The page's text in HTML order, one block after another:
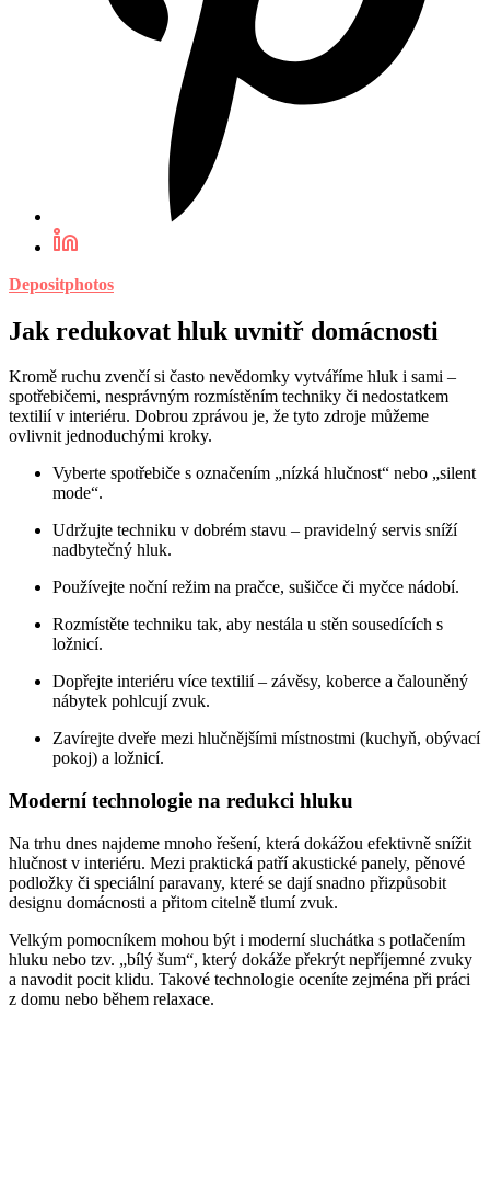
Depositphotos
Jak redukovat hluk uvnitř domácnosti
Kromě ruchu zvenčí si často nevědomky vytváříme hluk i sami –
spotřebičemi, nesprávným rozmístěním techniky či nedostatkem
textilií v interiéru. Dobrou zprávou je, že tyto zdroje můžeme
ovlivnit jednoduchými kroky.
Vyberte spotřebiče s označením „nízká hlučnost“ nebo „silent
mode“.
Udržujte techniku v dobrém stavu – pravidelný servis sníží
nadbytečný hluk.
Používejte noční režim na pračce, sušičce či myčce nádobí.
Rozmístěte techniku tak, aby nestála u stěn sousedících s
ložnicí.
Dopřejte interiéru více textilií – závěsy, koberce a čalouněný
nábytek pohlcují zvuk.
Zavírejte dveře mezi hlučnějšími místnostmi (kuchyň, obývací
pokoj) a ložnicí.
Moderní technologie na redukci hluku
Na trhu dnes najdeme mnoho řešení, která dokážou efektivně snížit
hlučnost v interiéru. Mezi praktická patří akustické panely, pěnové
podložky či speciální paravany, které se dají snadno přizpůsobit
designu domácnosti a přitom citelně tlumí zvuk.
Velkým pomocníkem mohou být i moderní sluchátka s potlačením
hluku nebo tzv. „bílý šum“, který dokáže překrýt nepříjemné zvuky
a navodit pocit klidu. Takové technologie oceníte zejména při práci
z domu nebo během relaxace.